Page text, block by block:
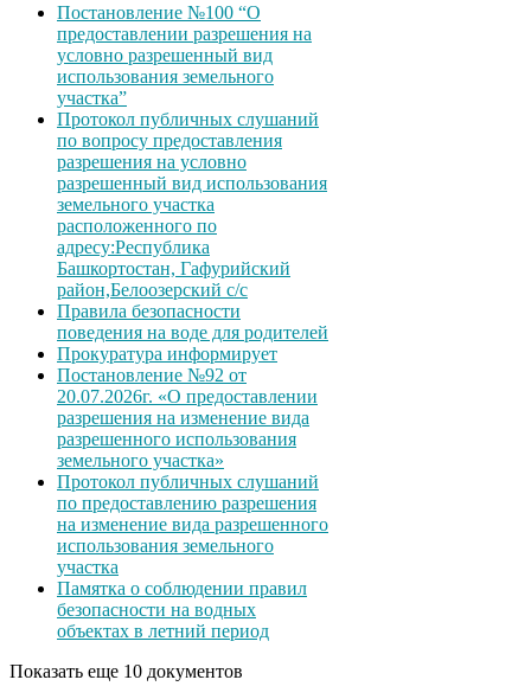
Постановление №100 “О
предоставлении разрешения на
условно разрешенный вид
использования земельного
участка”
Протокол публичных слушаний
по вопросу предоставления
разрешения на условно
разрешенный вид использования
земельного участка
расположенного по
адресу:Республика
Башкортостан, Гафурийский
район,Белоозерский с/с
Правила безопасности
поведения на воде для родителей
Прокуратура информирует
Постановление №92 от
20.07.2026г. «О предоставлении
разрешения на изменение вида
разрешенного использования
земельного участка»
Протокол публичных слушаний
по предоставлению разрешения
на изменение вида разрешенного
использования земельного
участка
Памятка о соблюдении правил
безопасности на водных
объектах в летний период
Показать еще 10 документов